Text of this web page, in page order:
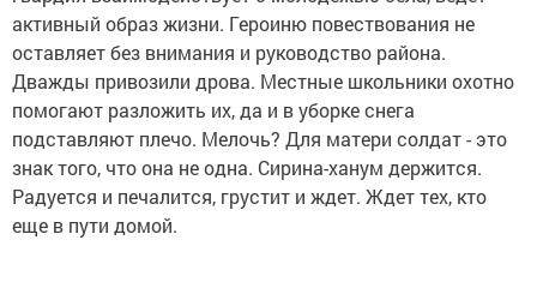
активный образ жизни. Героиню повествования не
оставляет без внимания и руководство района.
Дважды привозили дрова. Местные школьники охотно
помогают разложить их, да и в уборке снега
подставляют плечо. Мелочь? Для матери солдат - это
знак того, что она не одна. Сирина-ханум держится.
Радуется и печалится, грустит и ждет. Ждет тех, кто
еще в пути домой.